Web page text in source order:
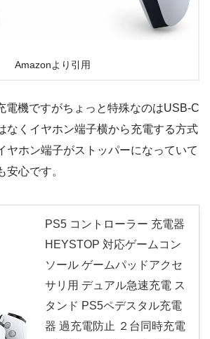
Amazonより引用
電機ですがちょっと特殊なのはUSB-C
なくイヤホン端子横から充電する方式
ヤホン端子がストッパーになっていて
安心です。
PS5 コントローラー 充電器
HEYSTOP 対応ゲームコン
ソール ゲームパッドアクセ
サリ用 デュアル急速充電 ス
タンド PS5ペデスタル充電
器 過充電防止 ２台同時充電